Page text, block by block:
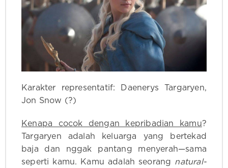
Karakter representatif: Daenerys Targaryen,
Jon Snow (?)
Kenapa cocok dengan kepribadian kamu?
Targaryen adalah keluarga yang bertekad
baja dan nggak pantang menyerah—sama
seperti kamu. Kamu adalah seorang natural-